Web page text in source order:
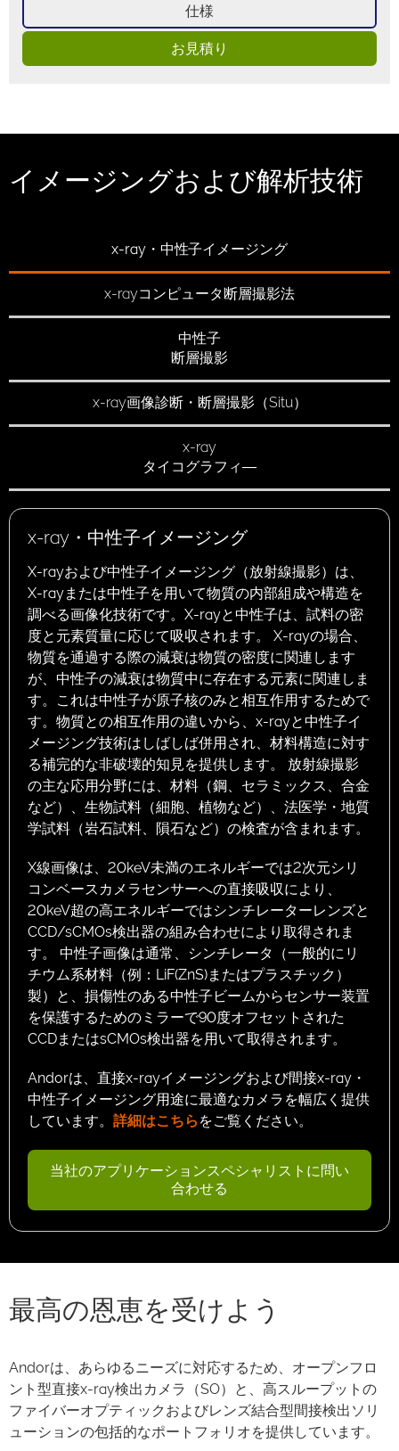
仕様
お見積り
イメージングおよび解析技術
x-ray・中性子イメージング
x-rayコンピュータ断層撮影法
中性子
断層撮影
x-ray画像診断・断層撮影（Situ）
x-ray
タイコグラフィ―
x-ray・中性子イメージング
X-rayおよび中性子イメージング（放射線撮影）は、
X-rayまたは中性子を用いて物質の内部組成や構造を
調べる画像化技術です。X-rayと中性子は、試料の密
度と元素質量に応じて吸収されます。 X-rayの場合、
物質を通過する際の減衰は物質の密度に関連します
が、中性子の減衰は物質中に存在する元素に関連しま
す。これは中性子が原子核のみと相互作用するためで
す。物質との相互作用の違いから、x-rayと中性子イ
メージング技術はしばしば併用され、材料構造に対す
る補完的な非破壊的知見を提供します。 放射線撮影
の主な応用分野には、材料（鋼、セラミックス、合金
など）、生物試料（細胞、植物など）、法医学・地質
学試料（岩石試料、隕石など）の検査が含まれます。
X線画像は、20keV未満のエネルギーでは2次元シリ
コンベースカメラセンサーへの直接吸収により、
20keV超の高エネルギーではシンチレーターレンズと
CCD/sCMOs検出器の組み合わせにより取得されま
す。 中性子画像は通常、シンチレータ（一般的にリ
チウム系材料（例：LiF(ZnS)またはプラスチック）
製）と、損傷性のある中性子ビームからセンサー装置
を保護するためのミラーで90度オフセットされた
CCDまたはsCMOs検出器を用いて取得されます。
Andorは、直接x-rayイメージングおよび間接x-ray・
中性子イメージング用途に最適なカメラを幅広く提供
しています。 詳細はこちら をご覧ください。
当社のアプリケーションスペシャリストに問い
合わせる
最高の恩恵を受けよう
Andorは、あらゆるニーズに対応するため、オープンフロ
ント型直接x-ray検出カメラ（SO）と、高スループットの
ファイバーオプティックおよびレンズ結合型間接検出ソリ
ューションの包括的なポートフォリオを提供しています。